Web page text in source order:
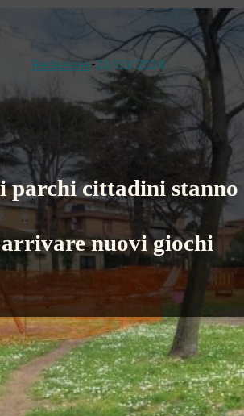
Redazione-20/03/2024
parchi cittadini stanno
arrivare nuovi giochi